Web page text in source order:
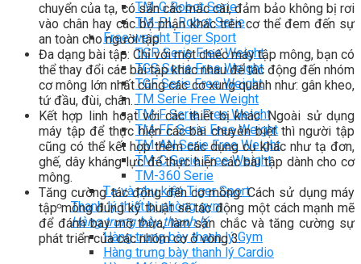
TM-G Robot Serie
TM-PL Robot Serie
Free weight Tiger Sport
TGP Serie Free Weight
TGS Serie Free Weight
TGF Serie Free Weight
TM Serie Free Weight
TM-F Serie Free Weight
TM-FF Serie Free Weight
TM-AN Serie Free Weight
TM-C Serie Free Weight
TM-360 Serie
Tạ và phụ kiện Tiger Sport
Thanh lý thiết bị phòng gym
Hàng trưng bày thanh lý
Hàng trưng bày thanh lý Gym
Hàng trưng bày thanh lý Cardio
chuyển của tạ, có sẵn các mắc cài, đảm bảo không bị rơi
vào chân hay các bộ phận khác trên cơ thể đem đến sự
an toàn cho người tập.
Đa dạng bài tập: Chỉ với một chiếc máy tập mông, bạn có
thể thay đổi các bài tập khác nhau để tác động đến nhóm
cơ mông lớn nhất cũng các cơ xung quanh như: gân kheo,
tứ đầu, đùi, chân…
Kết hợp linh hoạt với các thiết bị khác: Ngoài sử dụng
máy tập để thực hiện các bài chuyên biệt thì người tập
cũng có thể kết hợp thêm các dụng cụ khác như tạ đơn,
ghế, dây kháng lực để thực hiện các bài tập dành cho cơ
mông.
Tăng cường tác động đến cơ mông: Cách sử dụng máy
tập mông đúng kỹ thuật sẽ tác động một cách mạnh mẽ
để đánh bay mỡ thừa, làm săn chắc và tăng cường sự
phát triển của các nhóm cơ ở vòng 3.